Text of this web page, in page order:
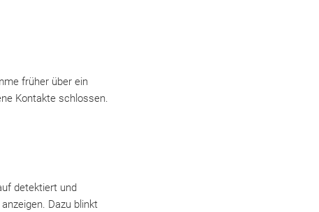
früher über ein
Kontakte schlossen.
detektiert und
Dazu blinkt